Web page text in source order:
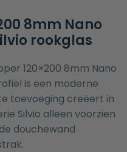
8mm Nano
rookglas
120×200 8mm Nano
is een moderne
toevoeging creëert in
Silvio alleen voorzien
douchewand